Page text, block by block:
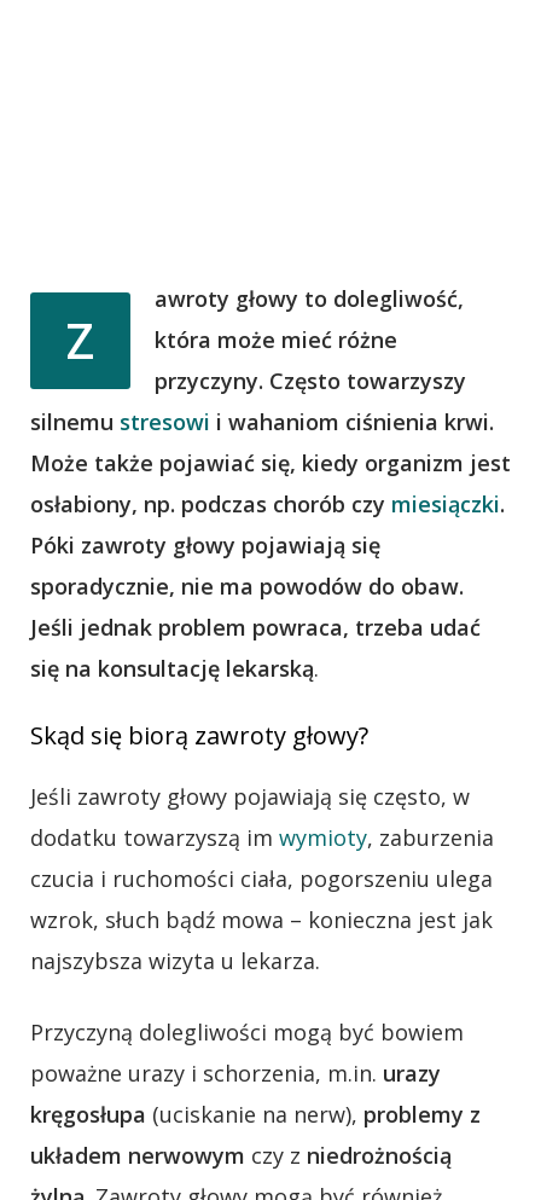
Z
awroty głowy to dolegliwość,
która może mieć różne
przyczyny. Często towarzyszy
silnemu stresowi i wahaniom ciśnienia krwi.
Może także pojawiać się, kiedy organizm jest
osłabiony, np. podczas chorób czy miesiączki.
Póki zawroty głowy pojawiają się
sporadycznie, nie ma powodów do obaw.
Jeśli jednak problem powraca, trzeba udać
się na konsultację lekarską.
Skąd się biorą zawroty głowy?
Jeśli zawroty głowy pojawiają się często, w
dodatku towarzyszą im wymioty, zaburzenia
czucia i ruchomości ciała, pogorszeniu ulega
wzrok, słuch bądź mowa – konieczna jest jak
najszybsza wizyta u lekarza.
Przyczyną dolegliwości mogą być bowiem
poważne urazy i schorzenia, m.in. urazy
kręgosłupa (uciskanie na nerw), problemy z
układem nerwowym czy z niedrożnością